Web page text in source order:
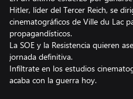
Hitler, líder del Tercer Reich, se
cinematográficos de Ville du Lac
propagandísticos.
La SOE y la Resistencia quieren
jornada definitiva.
Infíltrate en los estudios
acaba con la guerra hoy.